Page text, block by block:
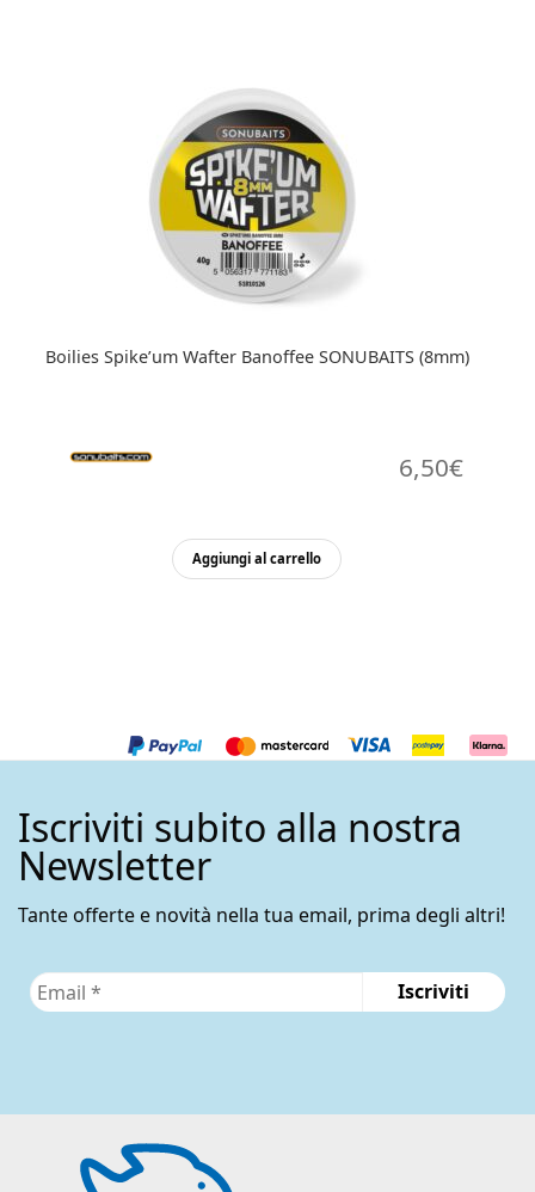
Boilies Spike’um Wafter Banoffee SONUBAITS (8mm)
6,50€
Aggiungi al carrello
Iscriviti subito alla nostra
Newsletter
Tante offerte e novità nella tua email, prima degli altri!